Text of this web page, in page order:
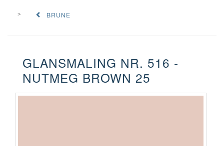
BRUNE
GLANSMALING NR. 516 -
NUTMEG BROWN 25